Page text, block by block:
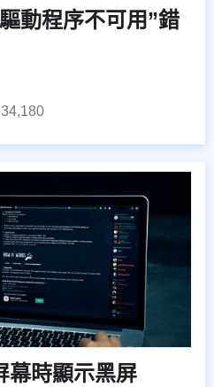
動程序不可用”錯
34,180
時顯示黑屏